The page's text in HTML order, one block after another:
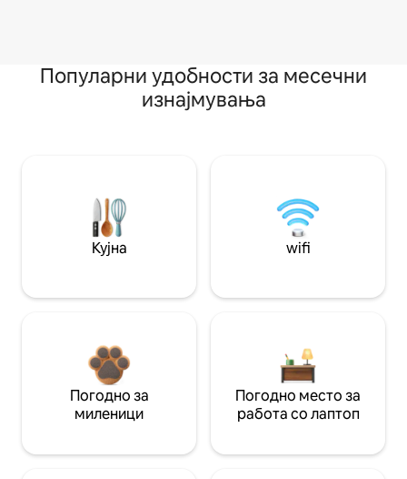
Популарни удобности за месечни
изнајмувања
Кујна wifi
Погодно за
миленици
Погодно место за
работа со лаптоп